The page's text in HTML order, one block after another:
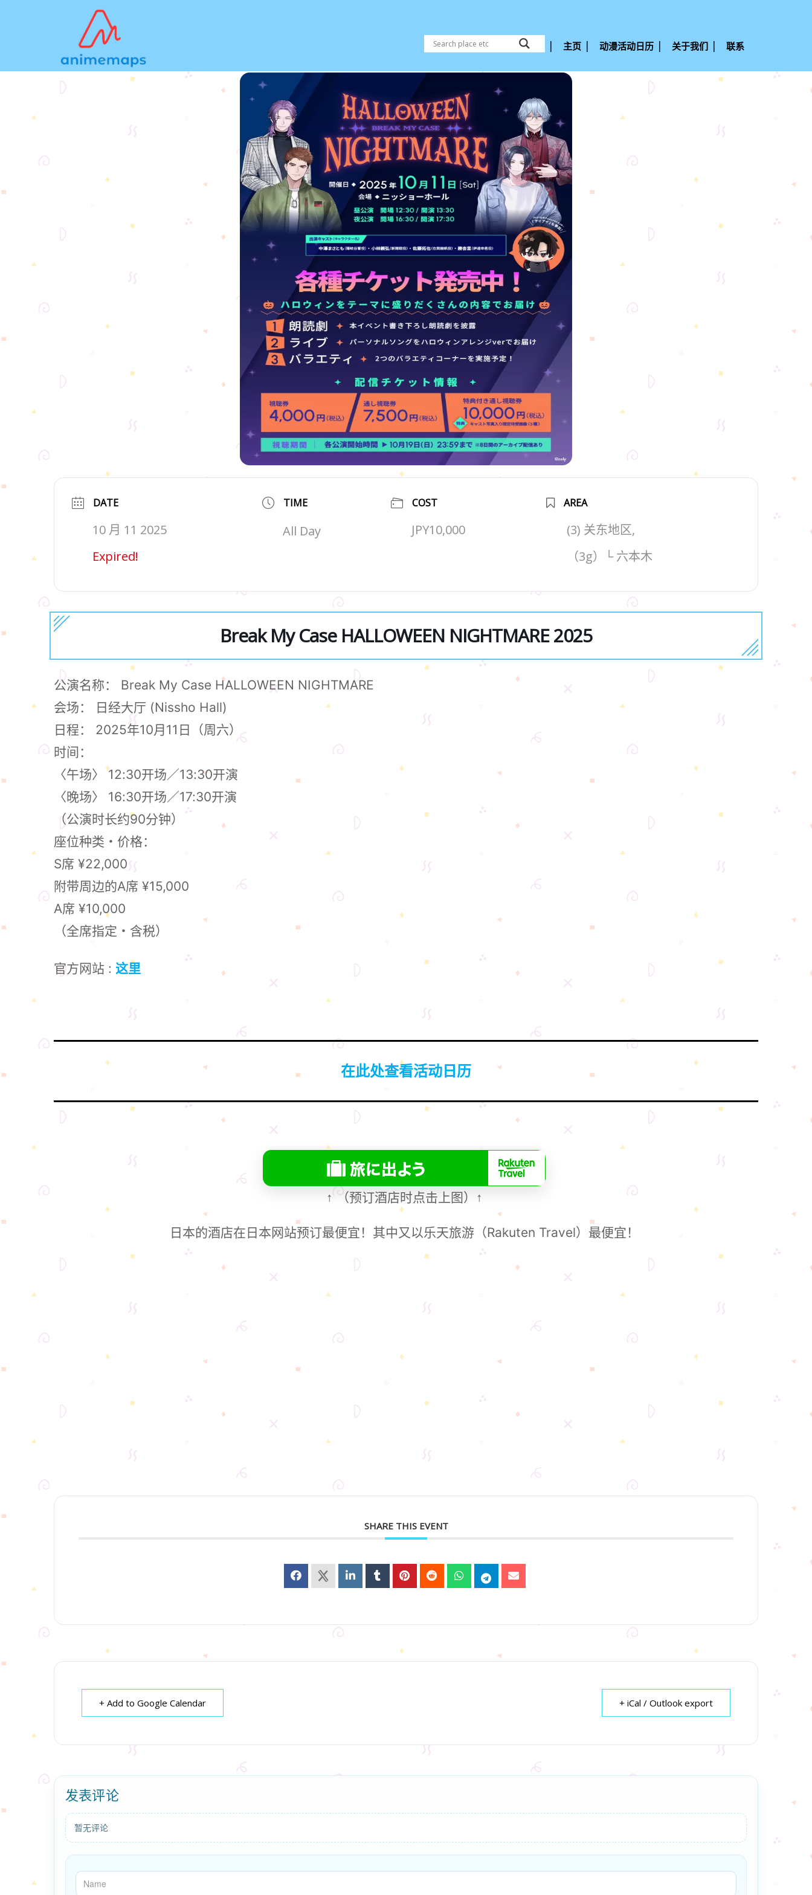
主页 动漫活动日历 关于我们 联系
DATE
10 月 11 2025
Expired!
TIME
All Day
COST
JPY10,000
AREA
(3) 关东地区,
（3g）└ 六本木
Break My Case HALLOWEEN NIGHTMARE 2025
公演名称： Break My Case HALLOWEEN NIGHTMARE
会场： 日经大厅 (Nissho Hall)
日程： 2025年10月11日（周六）
时间：
〈午场〉 12:30开场／13:30开演
〈晚场〉 16:30开场／17:30开演
（公演时长约90分钟）
座位种类・价格：
S席 ¥22,000
附带周边的A席 ¥15,000
A席 ¥10,000
（全席指定・含税）
官方网站 : 这里
在此处查看活动日历
↑（预订酒店时点击上图） ↑
日本的酒店在日本网站预订最便宜！其中又以乐天旅游（Rakuten Travel）最便宜！
SHARE THIS EVENT
+ Add to Google Calendar + iCal / Outlook export
发表评论
暂无评论